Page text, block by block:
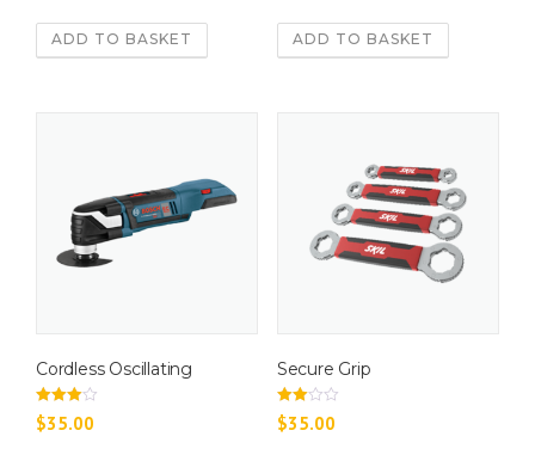
ADD TO BASKET ADD TO BASKET
Cordless Oscillating
Rated
4.00
$35.00
Secure Grip
Rated
3.00
$35.00